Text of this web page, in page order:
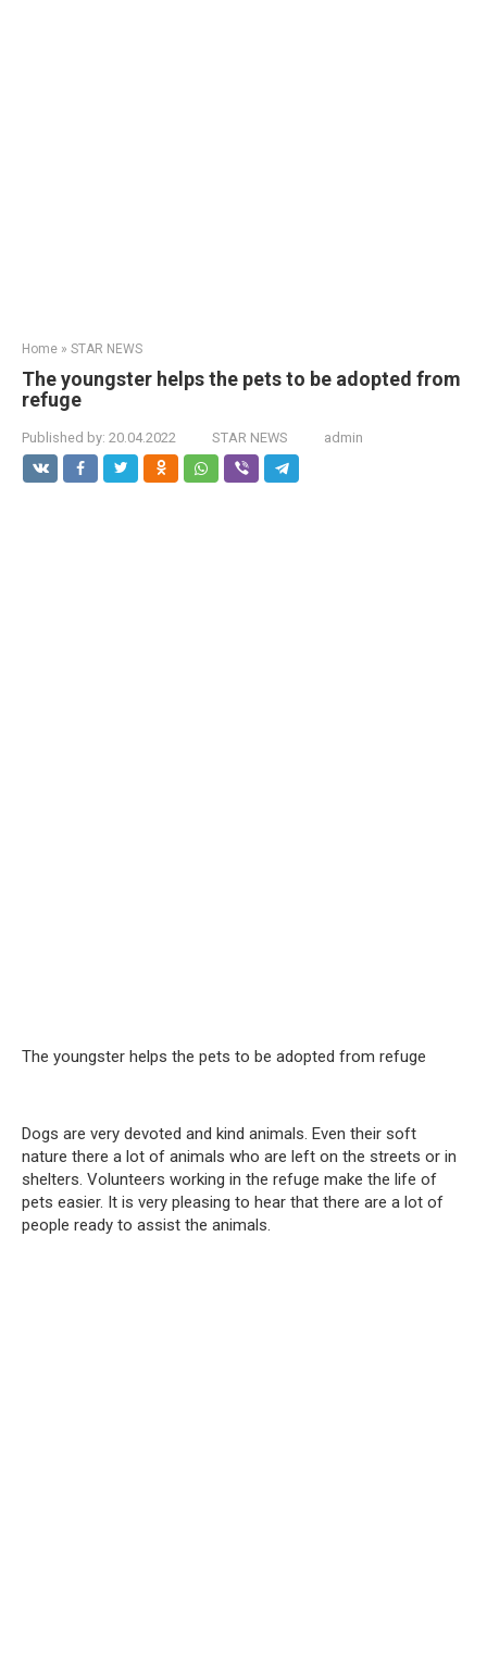
Home » STAR NEWS
The youngster helps the pets to be adopted from
refuge
Published by: 20.04.2022 STAR NEWS admin
The youngster helps the pets to be adopted from refuge
Dogs are very devoted and kind animals. Even their soft
nature there a lot of animals who are left on the streets or in
shelters. Volunteers working in the refuge make the life of
pets easier. It is very pleasing to hear that there are a lot of
people ready to assist the animals.